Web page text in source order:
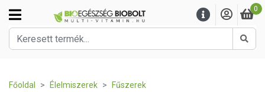
0
Főoldal Élelmiszerek
Fűszerek